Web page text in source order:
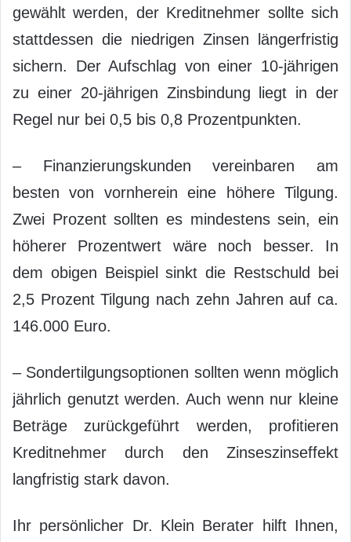
gewählt werden, der Kreditnehmer sollte sich
stattdessen die niedrigen Zinsen längerfristig
sichern. Der Aufschlag von einer 10-jährigen
zu einer 20-jährigen Zinsbindung liegt in der
Regel nur bei 0,5 bis 0,8 Prozentpunkten.
– Finanzierungskunden vereinbaren am
besten von vornherein eine höhere Tilgung.
Zwei Prozent sollten es mindestens sein, ein
höherer Prozentwert wäre noch besser. In
dem obigen Beispiel sinkt die Restschuld bei
2,5 Prozent Tilgung nach zehn Jahren auf ca.
146.000 Euro.
– Sondertilgungsoptionen sollten wenn möglich
jährlich genutzt werden. Auch wenn nur kleine
Beträge zurückgeführt werden, profitieren
Kreditnehmer durch den Zinseszinseffekt
langfristig stark davon.
Ihr persönlicher Dr. Klein Berater hilft Ihnen,